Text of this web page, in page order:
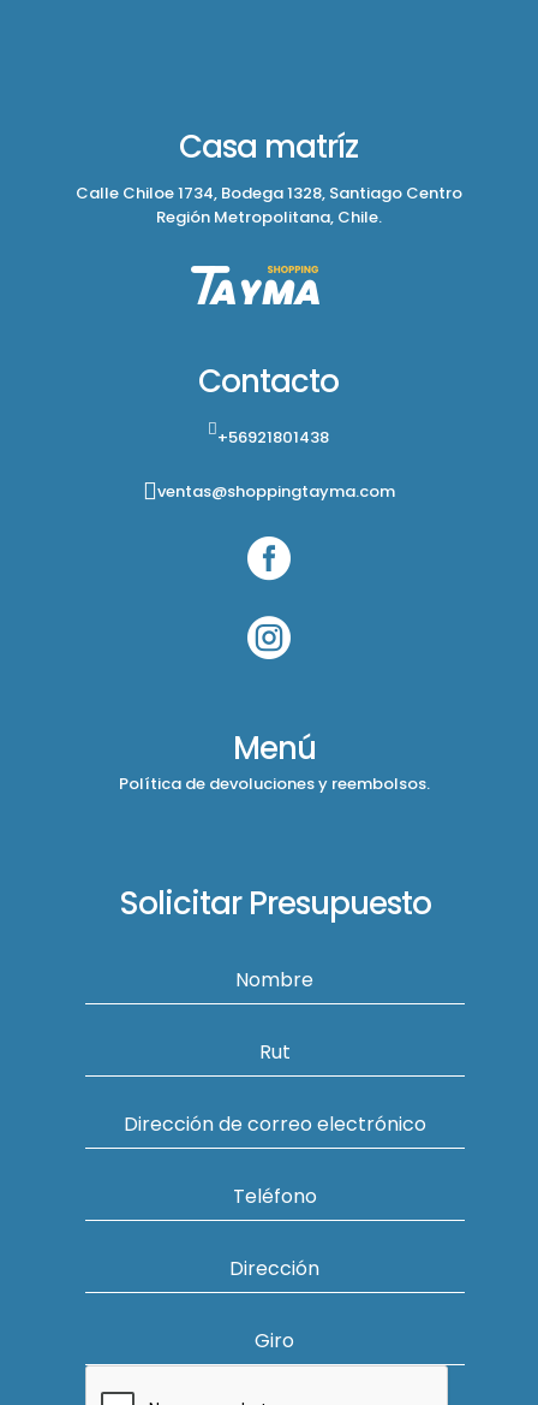
Casa matríz
Calle Chiloe 1734, Bodega 1328, Santiago Centro
Región Metropolitana, Chile.
Contacto
+56921801438
ventas@shoppingtayma.com


Menú
Política de devoluciones y reembolsos.
Solicitar Presupuesto
Nombre
Rut
Dirección de correo electrónico
Teléfono
Dirección
Giro